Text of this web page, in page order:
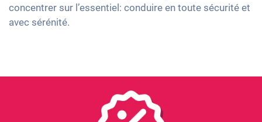
concentrer sur l’essentiel: conduire en toute sécurité et
avec sérénité.